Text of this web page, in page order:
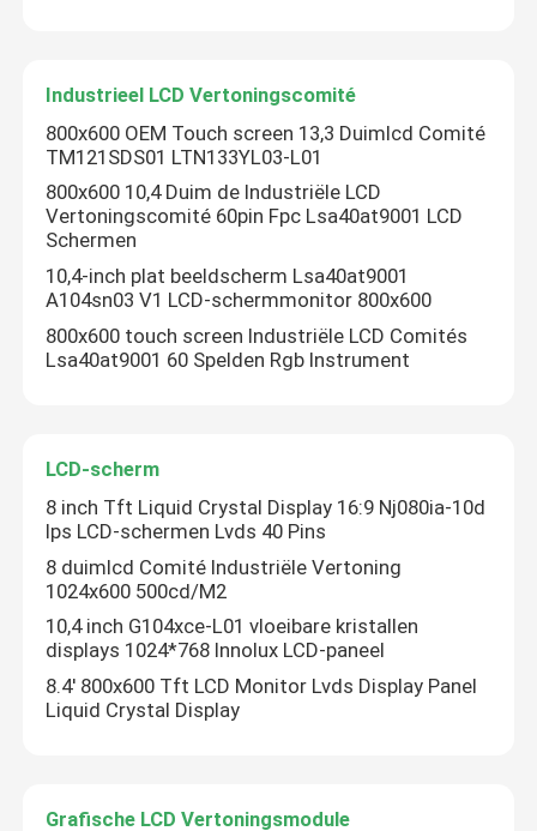
Nieuws
Vraag een offerte
Computers alle-in-één
TFT-Kleurenlcd Vertoning
De Vertoning van TFT HD
TFT-Touch screenvertoning
TFT LCD-Monitor
Industrieel LCD Vertoningscomité
Industrieel LCD Vertoningscomité
800x600 OEM Touch screen 13,3 Duimlcd Comité
TM121SDS01 LTN133YL03-L01
800x600 10,4 Duim de Industriële LCD
Vertoningscomité 60pin Fpc Lsa40at9001 LCD
Schermen
10,4-inch plat beeldscherm Lsa40at9001
A104sn03 V1 LCD-schermmonitor 800x600
800x600 touch screen Industriële LCD Comités
Lsa40at9001 60 Spelden Rgb Instrument
LCD-scherm
8 inch Tft Liquid Crystal Display 16:9 Nj080ia-10d
Ips LCD-schermen Lvds 40 Pins
8 duimlcd Comité Industriële Vertoning
1024x600 500cd/M2
10,4 inch G104xce-L01 vloeibare kristallen
displays 1024*768 Innolux LCD-paneel
8.4' 800x600 Tft LCD Monitor Lvds Display Panel
Liquid Crystal Display
Grafische LCD Vertoningsmodule